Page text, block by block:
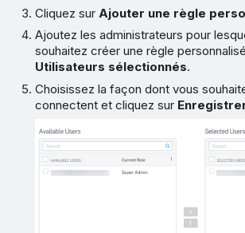
Cliquez surAjouter une règle
Ajoutez les administrateurs pour
souhaitez créer une règle
Utilisateurs sélectionnés.
Choisissez la façon dont vous
connectent et cliquez sur